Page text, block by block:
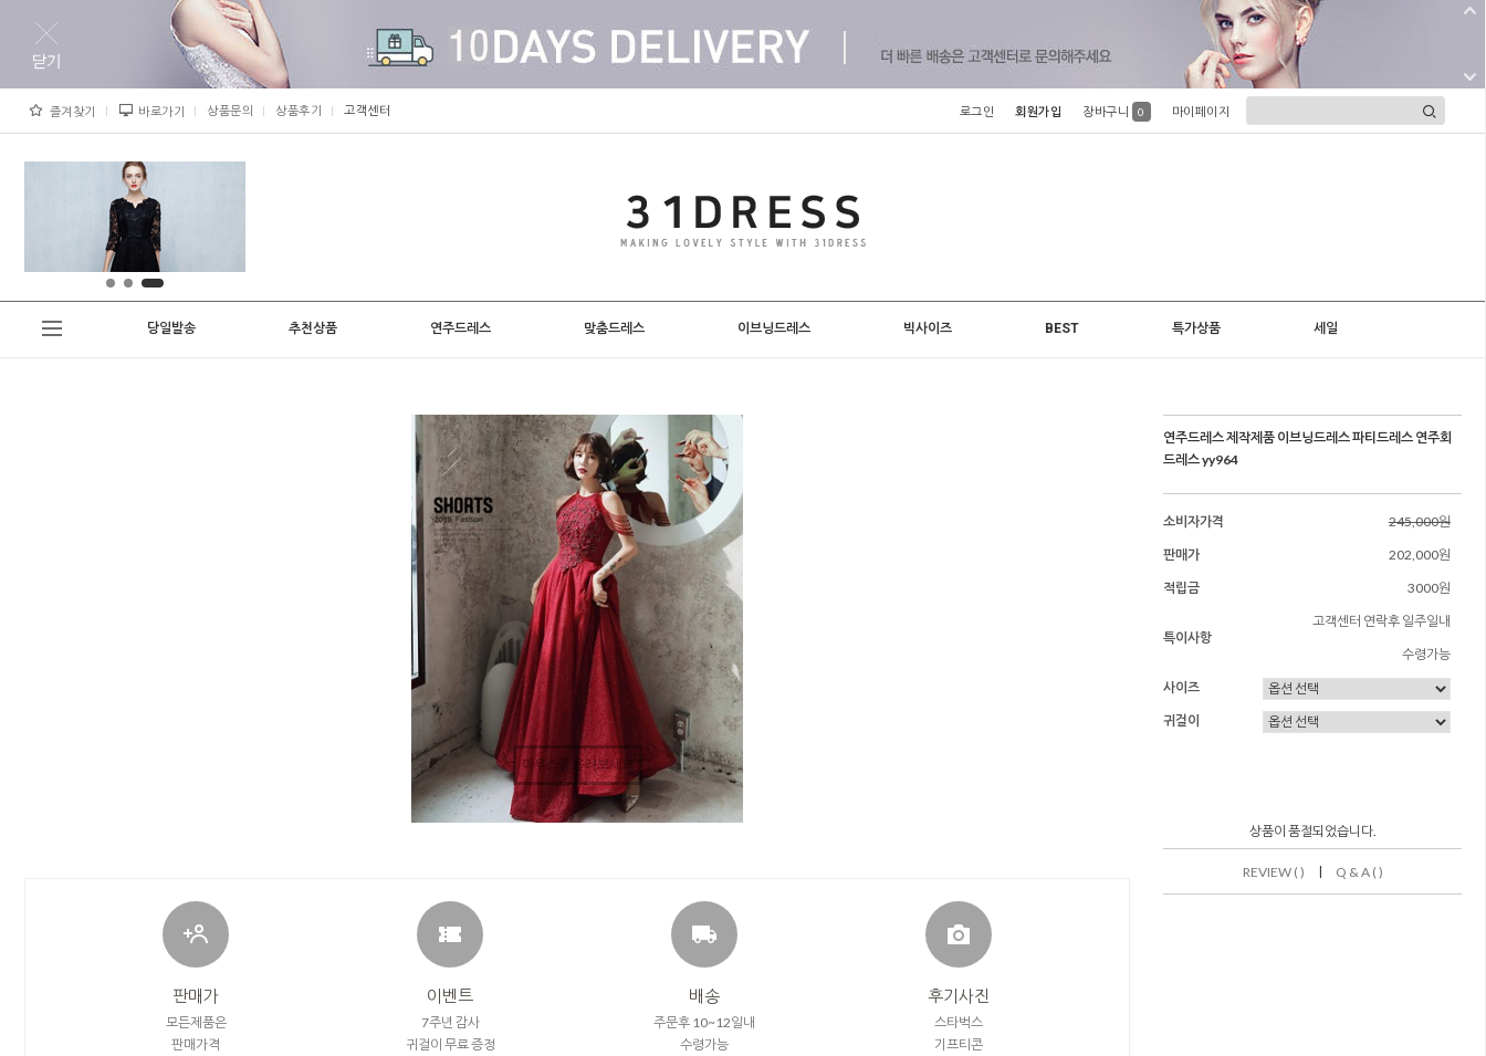
즐겨찾기 바로가기 상품문의 상품후기 고객센터 로그인 회원가입 장바구니 0 마이페이지
당일발송 추천상품 연주드레스 맞춤드레스 이브닝드레스 빅사이즈 BEST 특가상품 세일
마우스를 올려보세요
판매가
모든제품은
판매가격
이벤트
7주년 감사
귀걸이 무료 증정
배송
주문후 10~12일내
수령가능
후기사진
스타벅스
기프티콘
연주드레스 제작제품 이브닝드레스 파티드레스 연주회
드레스 yy964
소비자가격
245,000원
판매가
202,000원
적립금
3000원
특이사항
고객센터 연락후 일주일내
수령가능
사이즈
귀걸이
상품이 품절되었습니다.
REVIEW ( ) | Q & A ( )